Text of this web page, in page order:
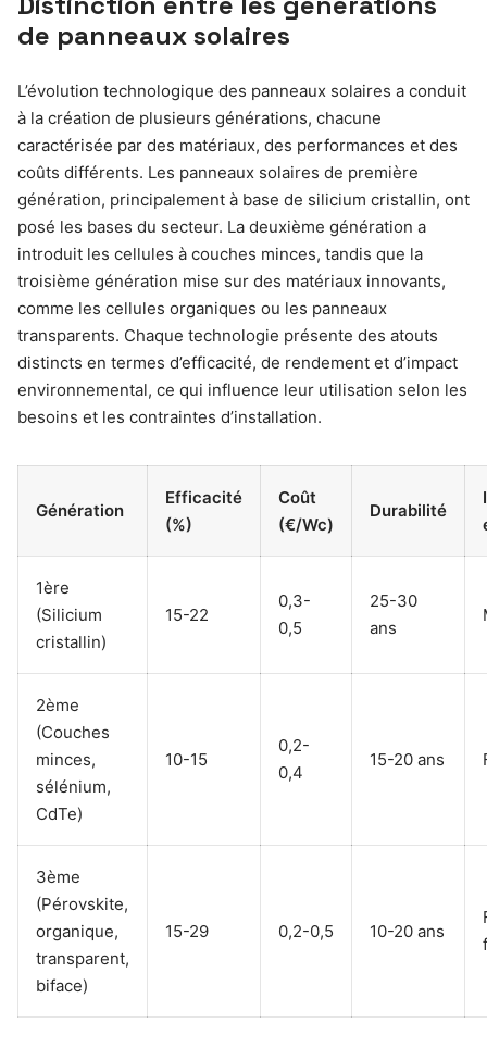
de panneaux solaires
L’évolution technologique des panneaux solaires a conduit
à la création de plusieurs générations, chacune
caractérisée par des matériaux, des performances et des
coûts différents. Les panneaux solaires de première
génération, principalement à base de silicium cristallin, ont
posé les bases du secteur. La deuxième génération a
introduit les cellules à couches minces, tandis que la
troisième génération mise sur des matériaux innovants,
comme les cellules organiques ou les panneaux
transparents. Chaque technologie présente des atouts
distincts en termes d’efficacité, de rendement et d’impact
environnemental, ce qui influence leur utilisation selon les
besoins et les contraintes d’installation.
Génération
Efficacité
(%)
Coût
(€/Wc)
Durabilité
1ère
(Silicium
cristallin)
15-22
0,3-
0,5
25-30
ans
2ème
(Couches
minces,
sélénium,
CdTe)
10-15
0,2-
0,4
15-20 ans
3ème
(Pérovskite,
organique,
transparent,
biface)
15-29 0,2-0,5 10-20 ans